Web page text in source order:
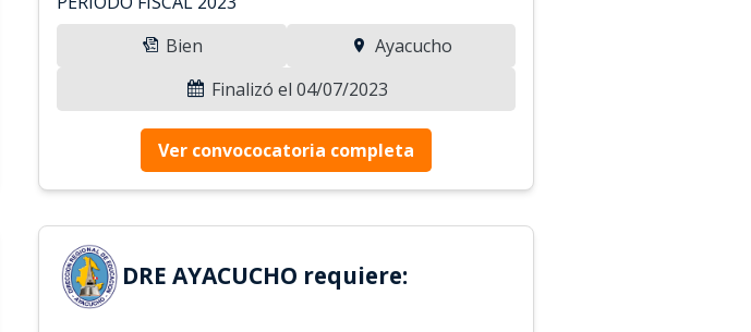
Bien
Ayacucho
Finalizó el 04/07/2023
Ver convococatoria completa
DRE AYACUCHO requiere: